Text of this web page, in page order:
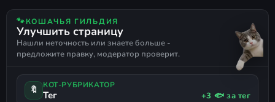
ПОДДЕРЖКА ГЕЙМПАДА
🐾КОШАЧЬЯ ГИЛЬДИЯ
Улучшить страницу
Нашли неточность или знаете больше -
предложите правку, модератор проверит.
🔖 КОТ-РУБРИКАТОР
Тег +3 🐟 за тег